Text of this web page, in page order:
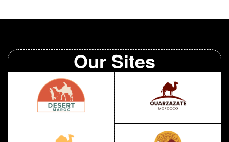
et ses oasis verdoyantes, ce circuit promet des
découvrirez la beauté brute […]
Our Sites